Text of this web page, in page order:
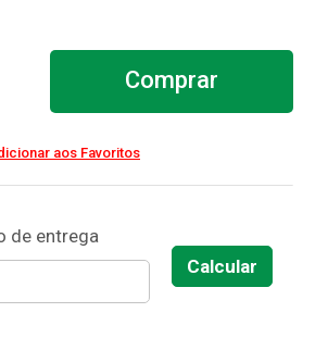
Comprar